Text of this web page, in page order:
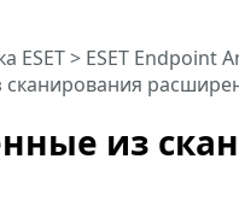
из
ESET> ESET Endpoint